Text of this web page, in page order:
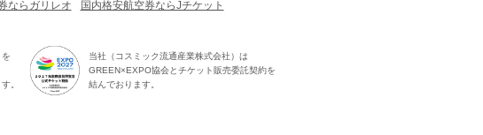
ならガリレオ
国内格安航空券ならJチケット
。
当社（コスミック流通産業株式会社）は
GREEN×EXPO協会とチケット販売委託契約を
結んでおります。